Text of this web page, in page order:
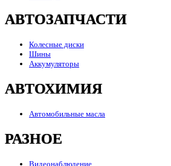
АВТОЗАПЧАСТИ
Колесные диски
Шины
Аккумуляторы
АВТОХИМИЯ
Автомобильные масла
РАЗНОЕ
Видеонаблюдение